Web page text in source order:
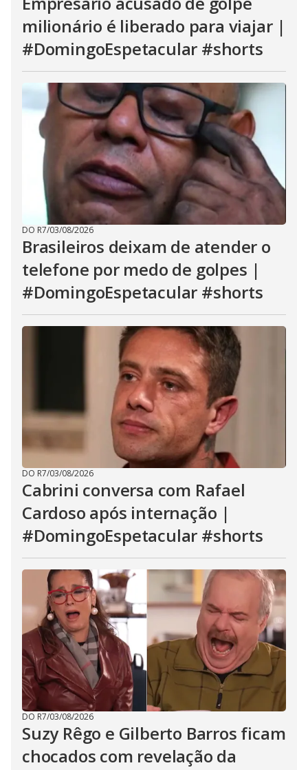
milionário é liberado para viajar |
#DomingoEspetacular #shorts
DO R7/03/08/2026
Brasileiros deixam de atender o
telefone por medo de golpes |
#DomingoEspetacular #shorts
DO R7/03/08/2026
Cabrini conversa com Rafael
Cardoso após internação |
#DomingoEspetacular #shorts
DO R7/03/08/2026
Suzy Rêgo e Gilberto Barros ficam
chocados com revelação da